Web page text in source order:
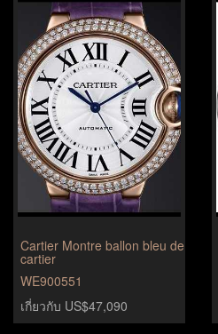
Cartier Montre ballon bleu de
cartier
WE900551
เกี่ยวกับ US$47,090